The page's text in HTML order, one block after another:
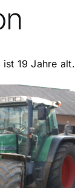
ist 19 Jahre alt.